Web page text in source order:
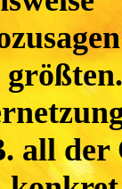
all der